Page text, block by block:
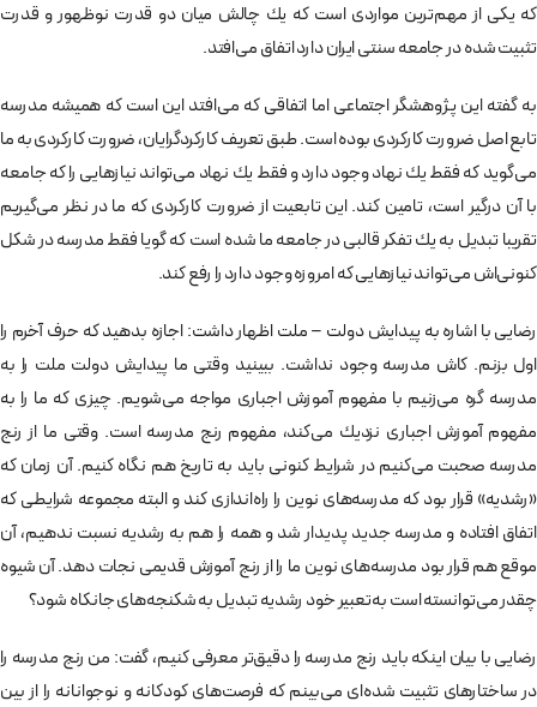
كه يكی از مهم‌ترين مواردی است كه يك چالش ميان دو قدرت نوظهور و قدرت
تثبيت شده در جامعه سنتی ايران دارد اتفاق می‌افتد.
به گفته اين پژوهشگر اجتماعی اما اتفاقی كه می‌افتد اين است كه هميشه مدرسه
تابع اصل ضرورت كاركردی بوده است. طبق تعريف كاركردگرايان، ضرورت كاركردی به ما
می‌گويد كه فقط يك نهاد وجود دارد و فقط يك نهاد می‌تواند نيازهايی را كه جامعه
با آن درگير است، تامين كند. اين تابعيت از ضرورت كاركردی كه ما در نظر می‌گيريم
تقريبا تبديل به يك تفكر قالبی در جامعه ما شده است كه گويا فقط مدرسه در شكل
كنونی‌اش می‌تواند نيازهايی كه امروزه وجود دارد را رفع كند.
رضايی با اشاره به پيدايش دولت – ملت اظهار داشت: اجازه بدهيد كه حرف آخرم را
اول بزنم. كاش مدرسه‌ وجود نداشت. ببينيد وقتی ما پيدايش دولت ملت را به
مدرسه گره می‌زنيم با مفهوم آموزش اجباری مواجه می‌شويم. چيزی كه ما را به
مفهوم آموزش اجباری نزديك می‌كند، مفهوم رنج مدرسه است. وقتی ما از رنج
مدرسه صحبت می‌كنيم در شرايط كنونی بايد به تاريخ هم نگاه كنيم. آن زمان كه
«رشديه» قرار بود كه مدرسه‌های نوين را راه‌اندازی كند ‌و البته مجموعه شرايطی كه
اتفاق افتاده و مدرسه جديد پديدار شد و همه را هم به رشديه نسبت ندهيم، آن
موقع هم قرار بود مدرسه‌های نوين ما را از رنج آموزش قديمی نجات دهد. آن شيوه
چقدر می‌توانسته است به‌تعبير خود رشديه تبديل به شكنجه‌های جانكاه شود؟
رضايی با بيان اينكه بايد رنج مدرسه را دقيق‌تر معرفی كنيم، گفت: من رنج مدرسه را
در ساختارهای تثبيت شده‌ای می‌بينم كه فرصت‌های كودكانه و نوجوانانه را از بين